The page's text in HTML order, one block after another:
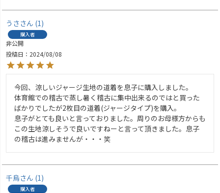
うさ 1
購入者
非公開
投稿日
2024/08/08
今回、涼しいジャージ生地の道着を息子に購入しました。
体育館での稽古で蒸し暑く稽古に集中出来るのではと買った
ばかりでしたが2枚目の道着(ジャージタイプ)を購入。
息子がとても良いと言っておりました。周りのお母様方からも
この生地涼しそうで良いですねーと言って頂きました。息子
の稽古は進みませんが・・・笑
千烏 1
購入者